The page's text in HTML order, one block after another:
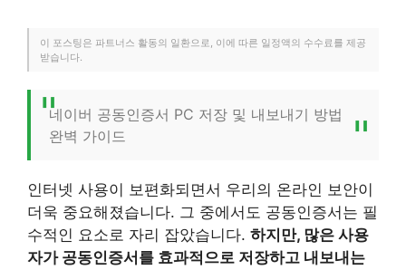
이 포스팅은 파트너스 활동의 일환으로, 이에 따른 일정액의 수수료를 제공
받습니다.
네이버 공동인증서 PC 저장 및 내보내기 방법
완벽 가이드
인터넷 사용이 보편화되면서 우리의 온라인 보안이
더욱 중요해졌습니다. 그 중에서도 공동인증서는 필
수적인 요소로 자리 잡았습니다. 하지만, 많은 사용
자가 공동인증서를 효과적으로 저장하고 내보내는